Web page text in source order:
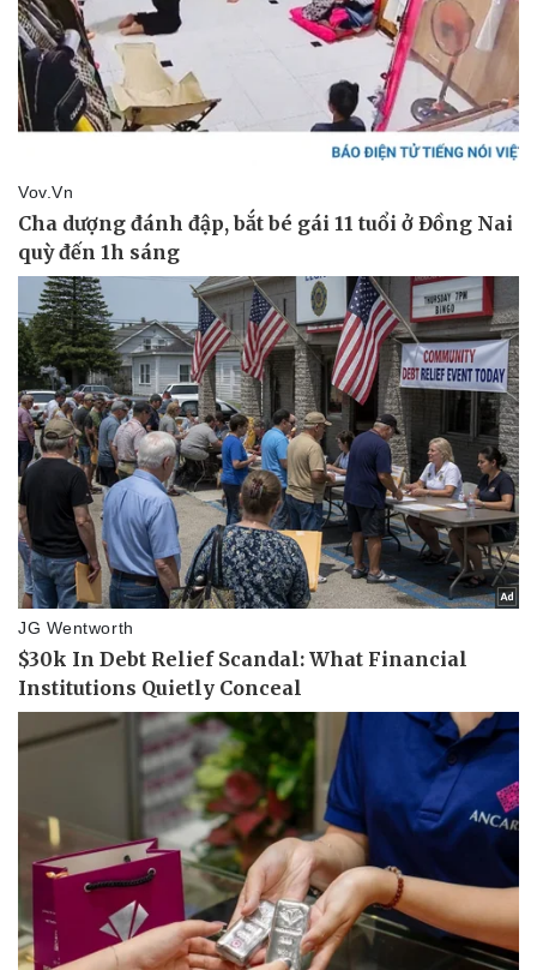
Kinh tế
Bất động sản
Khởi nghiệp
Thị trường
Giá vàng
Tiêu dùng
Tỷ giá
Chứng khoán
Giá cà phê